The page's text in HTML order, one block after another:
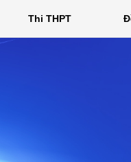
Thi THPT